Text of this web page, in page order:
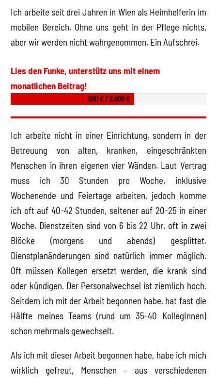
Ich arbeite seit drei Jahren in Wien als Heimhelferin im
mobilen Bereich. Ohne uns geht in der Pflege nichts,
aber wir werden nicht wahrgenommen. Ein Aufschrei.
Lies den Funke, unterstütz uns mit einem
monatlichen Beitrag!
1261 € / 2.000 €
Ich arbeite nicht in einer Einrichtung, sondern in der
Betreuung von alten, kranken, eingeschränkten
Menschen in ihren eigenen vier Wänden. Laut Vertrag
muss ich 30 Stunden pro Woche, inklusive
Wochenende und Feiertage arbeiten, jedoch komme
ich oft auf 40-42 Stunden, seltener auf 20-25 in einer
Woche. Dienstzeiten sind von 6 bis 22 Uhr, oft in zwei
Blöcke (morgens und abends) gesplittet.
Dienstplanänderungen sind natürlich immer möglich.
Oft müssen Kollegen ersetzt werden, die krank sind
oder kündigen. Der Personalwechsel ist ziemlich hoch.
Seitdem ich mit der Arbeit begonnen habe, hat fast die
Hälfte meines Teams (rund um 35-40 KollegInnen)
schon mehrmals gewechselt.
Als ich mit dieser Arbeit begonnen habe, habe ich mich
wirklich gefreut, Menschen – aus verschiedenen